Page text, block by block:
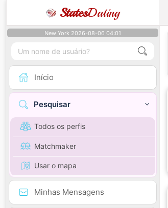
StatesDating
New York 2026-08-06 04:01
Início
Pesquisar
Todos os perfis
Matchmaker
Usar o mapa
Minhas Mensagens